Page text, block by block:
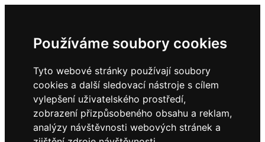
Používáme soubory cookies
Tyto webové stránky používají soubory
cookies a další sledovací nástroje s cílem
vylepšení uživatelského prostředí,
zobrazení přizpůsobeného obsahu a reklam,
analýzy návštěvnosti webových stránek a